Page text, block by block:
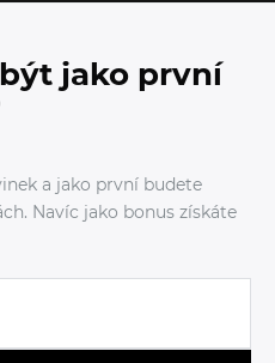
jako první
a jako první budete
Navíc jako bonus získáte